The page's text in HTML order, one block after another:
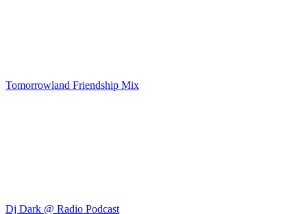
Tomorrowland Friendship Mix
Dj Dark @ Radio Podcast